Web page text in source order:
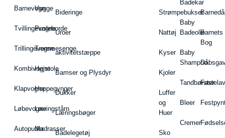
Barnevogn
Tvillingevogne
Trillingevogne
Kombivogne
Klapvogne
Løbevogne
Autopuder
Vugge
Pusleborde
Tremmesenge
Højstole
Hoppegynger
Læringstårn
Madrasser
Bideringe
Uroer
aktivitetstæppe
Bamser og Plysdyr
Dukker
Læringsbøger
Badelegetøj
Strømpebukser
Nattøj
Kyser
Kjoler
Luffer
og
Huer
Sko
Badekar
Baby
Badeolie
Baby
Shampoo
Tandbørster
Bleer
Cremer
Barnets
Bog